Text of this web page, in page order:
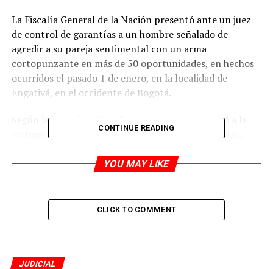
La Fiscalía General de la Nación presentó ante un juez
de control de garantías a un hombre señalado de
agredir a su pareja sentimental con un arma
cortopunzante en más de 50 oportunidades, en hechos
ocurridos el pasado 1 de enero, en la localidad de
Engativá, en el occidente de Bogotá.
Según la investigación, el presunto agresor atacó a la
víctima que se encontraba en estado de indefensión,
abdomen y extremidades.
apartamento y la mujer fue auxiliada por familiares y
trasladada a un centro asistencial donde permanece
CONTINUE READING
YOU MAY LIKE
CLICK TO COMMENT
JUDICIAL